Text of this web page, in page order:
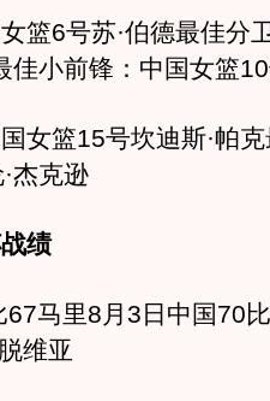
6号苏·伯德最佳分
佳小前锋：中国女篮
篮15号坎迪斯·帕克
杰克逊
绩
马里8月3日中国70
维亚